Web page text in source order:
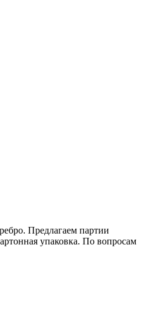
Предлагаем партии
упаковка. По вопросам